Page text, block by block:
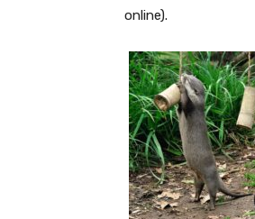
online).